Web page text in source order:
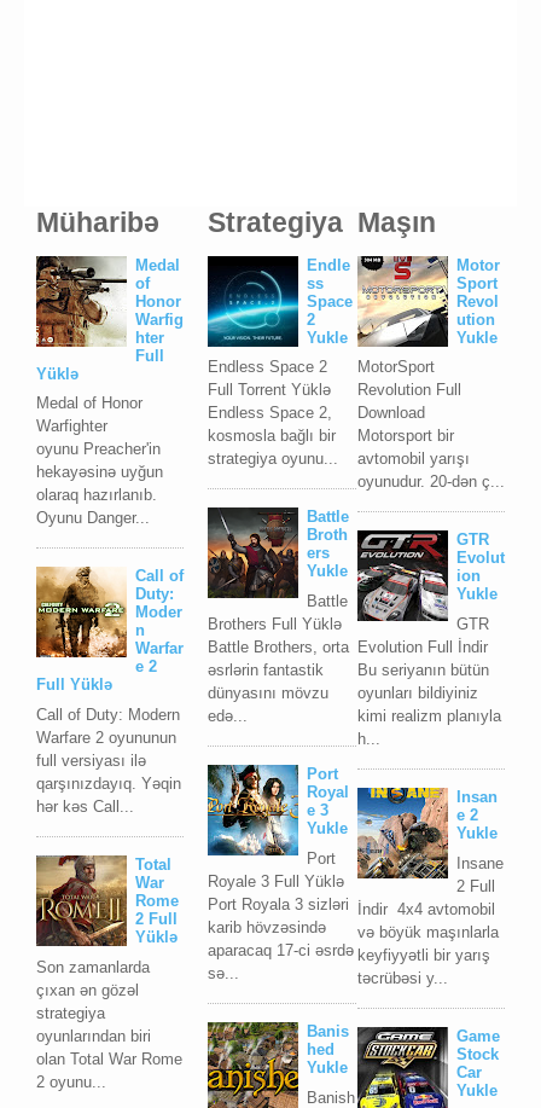
Müharibə
Medal
of
Honor
Warfig
hter
Full
Yüklə
Medal of Honor
Warfighter
oyunu Preacher'in
hekayəsinə uyğun
olaraq hazırlanıb.
Oyunu Danger...
Call of
Duty:
Moder
n
Warfar
e 2
Full Yüklə
Call of Duty: Modern
Warfare 2 oyununun
full versiyası ilə
qarşınızdayıq. Yəqin
hər kəs Call...
Total
War
Rome
2 Full
Yüklə
Son zamanlarda
çıxan ən gözəl
strategiya
oyunlarından biri
olan Total War Rome
2 oyunu...
Maşın
Motor
Sport
Revol
ution
Yukle
MotorSport
Revolution Full
Download
Motorsport bir
avtomobil yarışı
oyunudur. 20-dən ç...
GTR
Evolut
ion
Yukle
GTR
Evolution Full İndir
Bu seriyanın bütün
oyunları bildiyiniz
kimi realizm planıyla
h...
Insan
e 2
Yukle
Insane
2 Full
İndir 4x4 avtomobil
və böyük maşınlarla
keyfiyyətli bir yarış
təcrübəsi y...
Game
Stock
Car
Yukle
Strategiya
Endle
ss
Space
2
Yukle
Endless Space 2
Full Torrent Yüklə
Endless Space 2,
kosmosla bağlı bir
strategiya oyunu...
Battle
Broth
ers
Yukle
Battle
Brothers Full Yüklə
Battle Brothers, orta
əsrlərin fantastik
dünyasını mövzu
edə...
Port
Royal
e 3
Yukle
Port
Royale 3 Full Yüklə
Port Royala 3 sizləri
karib hövzəsində
aparacaq 17-ci əsrdə
sə...
Banis
hed
Yukle
Banish